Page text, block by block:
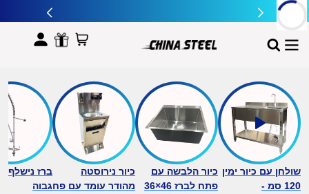
לתוכן
שולחן עם כיור ימין
120 סמ -
כיור הלבשה עם
פתח לברז 46×36
כיור נירוסטה
מהודר עומד עם פח
ברז נישלף
גבוה